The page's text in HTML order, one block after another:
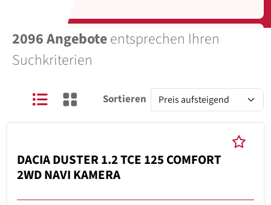
2096 Angeboteentsprechen Ihren
Suchkriterien
Sortieren
DACIA DUSTER 1.2 TCE 125 COMFORT
2WD NAVI KAMERA